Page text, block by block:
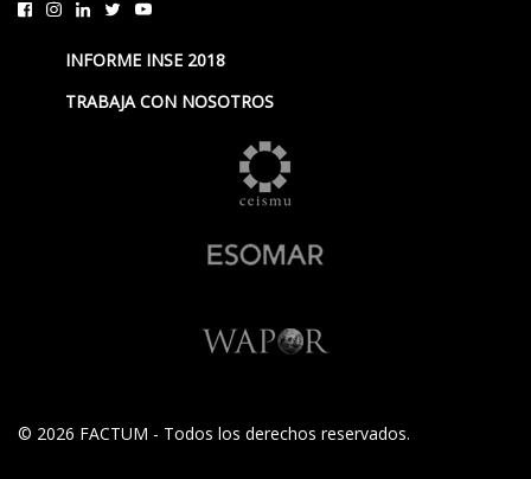
INFORME INSE 2018
TRABAJA CON NOSOTROS
© 2026 FACTUM - Todos los derechos reservados.